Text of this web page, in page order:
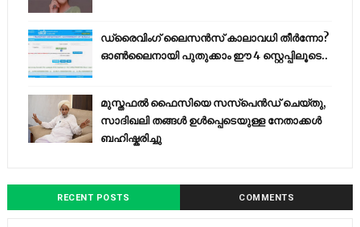
ഡ്രൈവിംഗ് ലൈസൻസ് കാലാവധി തീർന്നോ?
ഓൺലൈനായി പുതുക്കാം ഈ 4 സ്റ്റെപ്പിലൂടെ..
മുസ്തഫൽ ഫൈസിയെ സസ്‌പെൻഡ് ചെയ്തു,
സാദിഖലി തങ്ങൾ ഉൾപ്പെടെയുള്ള നേതാക്കൾ
ബഹിഷ്കരിച്ചു
RECENT POSTS COMMENTS